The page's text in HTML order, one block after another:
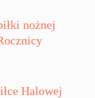
nożnej
Halowej